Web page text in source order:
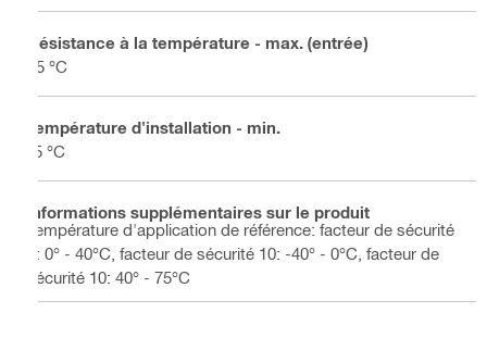
Résistance à la température - max. (entrée)
85 °C
Température d'installation - min.
-5 °C
Informations supplémentaires sur le produit
Température d'application de référence: facteur de sécurité
2: 0° - 40°C, facteur de sécurité 10: -40° - 0°C, facteur de
sécurité 10: 40° - 75°C